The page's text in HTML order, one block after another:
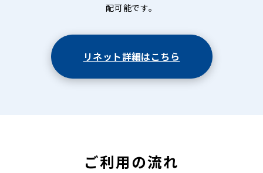
配可能です。
リネット詳細はこちら
ご利用の流れ